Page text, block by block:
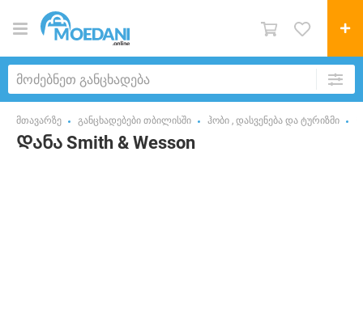
მთავარზე განცხადებები თბილისში ჰობი , დასვენება და ტურიზმი
Დანა Smith & Wesson